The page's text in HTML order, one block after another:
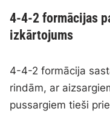
4-4-2 formācijas
izkārtojums
4-4-2 formācija
rindām, ar
pussargiem tieši